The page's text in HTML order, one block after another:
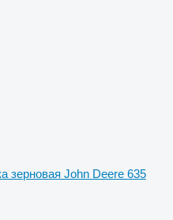
зерновая John Deere 635